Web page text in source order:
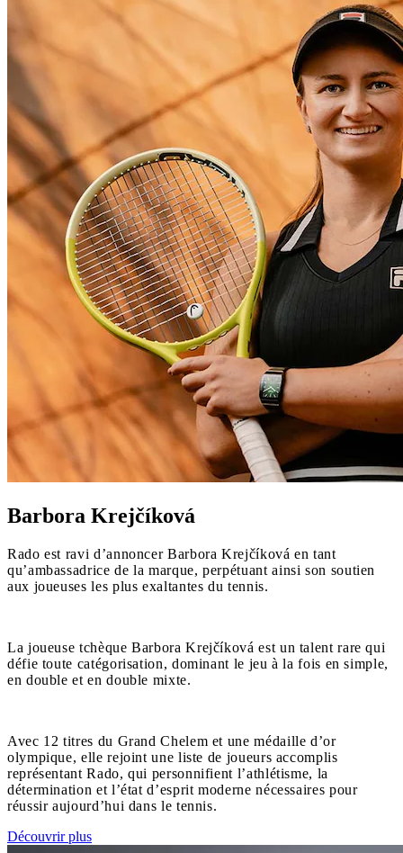
Barbora Krejčíková
Rado est ravi d’annoncer Barbora Krejčíková en tant
qu’ambassadrice de la marque, perpétuant ainsi son soutien
aux joueuses les plus exaltantes du tennis.
La joueuse tchèque Barbora Krejčíková est un talent rare qui
défie toute catégorisation, dominant le jeu à la fois en simple,
en double et en double mixte.
Avec 12 titres du Grand Chelem et une médaille d’or
olympique, elle rejoint une liste de joueurs accomplis
représentant Rado, qui personnifient l’athlétisme, la
détermination et l’état d’esprit moderne nécessaires pour
réussir aujourd’hui dans le tennis.
Découvrir plus